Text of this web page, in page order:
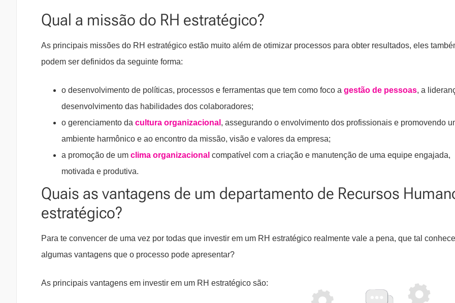
Qual a missão do RH estratégico?
As principais missões do RH estratégico estão muito além de otimizar processos para obter resultados, eles
podem ser definidos da seguinte forma:
o desenvolvimento de políticas, processos e ferramentas que tem como foco a gestão de pessoas, a
desenvolvimento das habilidades dos colaboradores;
o gerenciamento da cultura organizacional , assegurando o envolvimento dos profissionais e promovendo
ambiente harmônico e ao encontro da missão, visão e valores da empresa;
a promoção de um clima organizacional compatível com a criação e manutenção de uma equipe engajada,
motivada e produtiva.
Quais as vantagens de um departamento de Recursos
estratégico?
Para te convencer de uma vez por todas que investir em um RH estratégico realmente vale a pena, que tal
algumas vantagens que o processo pode apresentar?
As principais vantagens em investir em um RH estratégico são: